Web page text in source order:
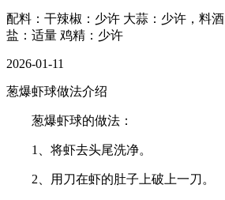
配料：干辣椒：少许 大蒜：少许，料
盐：适量 鸡精：少许
2026-01-11
葱爆虾球做法介绍
葱爆虾球的做法：
1、将虾去头尾洗净。
2、用刀在虾的肚子上破上一刀。